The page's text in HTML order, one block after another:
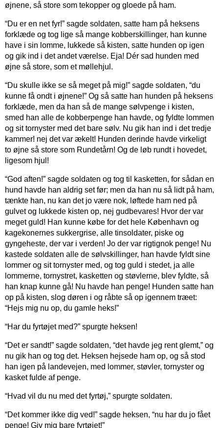
øjnene, så store som tekopper og gloede på ham.
“Du er en net fyr!” sagde soldaten, satte ham på heksens
forklæde og tog lige så mange kobberskillinger, han kunne
have i sin lomme, lukkede så kisten, satte hunden op igen
og gik ind i det andet værelse. Eja! Dér sad hunden med
øjne så store, som et møllehjul.
“Du skulle ikke se så meget på mig!” sagde soldaten, “du
kunne få ondt i øjnene!” Og så satte han hunden på heksens
forklæde, men da han så de mange sølvpenge i kisten,
smed han alle de kobberpenge han havde, og fyldte lommen
og sit tornyster med det bare sølv. Nu gik han ind i det tredje
kammer! nej det var ækelt! Hunden derinde havde virkeligt
to øjne så store som Rundetårn! Og de løb rundt i hovedet,
ligesom hjul!
“God aften!” sagde soldaten og tog til kasketten, for sådan en
hund havde han aldrig set før; men da han nu så lidt på ham,
tænkte han, nu kan det jo være nok, løftede ham ned på
gulvet og lukkede kisten op, nej gudbevares! Hvor der var
meget guld! Han kunne købe for det hele København og
kagekonernes sukkergrise, alle tinsoldater, piske og
gyngeheste, der var i verden! Jo der var rigtignok penge! Nu
kastede soldaten alle de sølvskillinger, han havde fyldt sine
lommer og sit tornyster med, og tog guld i stedet, ja alle
lommerne, tornystret, kasketten og støvlerne, blev fyldte, så
han knap kunne gå! Nu havde han penge! Hunden satte han
op på kisten, slog døren i og råbte så op igennem træet:
“Hejs mig nu op, du gamle heks!”
“Har du fyrtøjet med?” spurgte heksen!
“Det er sandt!” sagde soldaten, “det havde jeg rent glemt,” og
nu gik han og tog det. Heksen hejsede ham op, og så stod
han igen på landevejen, med lommer, støvler, tornyster og
kasket fulde af penge.
“Hvad vil du nu med det fyrtøj,” spurgte soldaten.
“Det kommer ikke dig ved!” sagde heksen, “nu har du jo fået
penge! Giv mig bare fyrtøjet!”